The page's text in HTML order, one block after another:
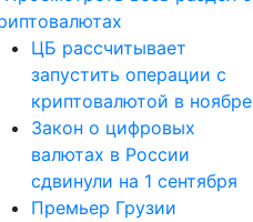
ЦБ рассчитывает
запустить операции с
криптовалютой в ноябре
Закон о цифровых
валютах в России
сдвинули на 1 сентября
Премьер Грузии